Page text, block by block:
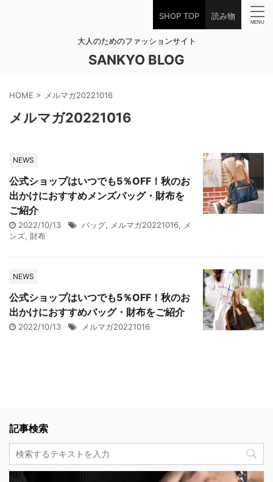
SHOP TOP 読み物
大人のためのファッションサイト
SANKYO BLOG
HOME > メルマガ20221016
メルマガ20221016
NEWS
公式ショップはいつでも5％OFF！秋のお
出かけにおすすめメンズバッグ・財布を
ご紹介
2022/10/13 バッグ, メルマガ20221016, メ
ンズ, 財布
NEWS
公式ショップはいつでも5％OFF！秋のお
出かけにおすすめバッグ・財布をご紹介
2022/10/13 メルマガ20221016
記事検索